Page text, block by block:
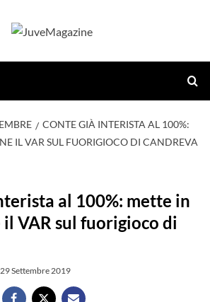
CONTE GIÀ INTERISTA AL 100%:
IL VAR SUL FUORIGIOCO DI CANDREVA
al 100%: mette in
il VAR sul fuorigioco di
29 Settembre 2019